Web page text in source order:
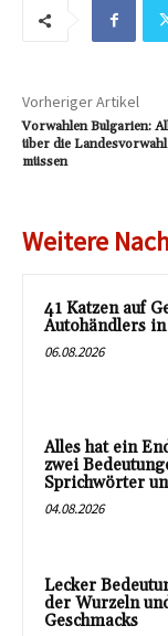
Vorheriger Artikel
Vorwahlen Bulgarien:
über die
müssen
Weitere
41 Katzen auf
Autohändlers
06.08.2026
Alles hat ein
zwei
Sprichwörter
04.08.2026
Lecker
der Wurzeln
Geschmacks